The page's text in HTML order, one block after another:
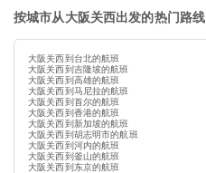
按城市从大阪关西出发的热门路线
大阪关西到台北的航班
大阪关西到吉隆坡的航班
大阪关西到高雄的航班
大阪关西到马尼拉的航班
大阪关西到首尔的航班
大阪关西到香港的航班
大阪关西到新加坡的航班
大阪关西到胡志明市的航班
大阪关西到河内的航班
大阪关西到釜山的航班
大阪关西到东京的航班